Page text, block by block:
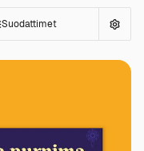
Suodattimet